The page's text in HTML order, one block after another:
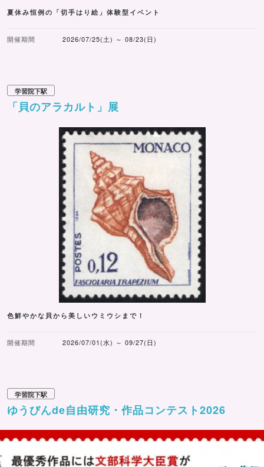
夏休み恒例の「切手はり絵」体験型イベント
開催期間 2026/07/25(土) ～ 08/23(日)
学習院下駅
「貝のアラカルト」展
色鮮やかな貝から美しいウミウシまで！
開催期間 2026/07/01(水) ～ 09/27(日)
学習院下駅
ゆうびんde自由研究・作品コンテスト2026